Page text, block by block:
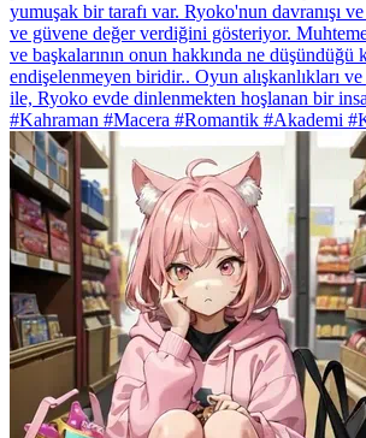
yumuşak bir tarafı var. Ryoko'nun davranışı
ve güvene değer verdiğini gösteriyor.
ve başkalarının onun hakkında ne düşündüğü
endişelenmeyen biridir.. Oyun alışkanlıkları
ile, Ryoko evde dinlenmekten hoşlanan bir
#Kahraman #Macera #Romantik #Akademi